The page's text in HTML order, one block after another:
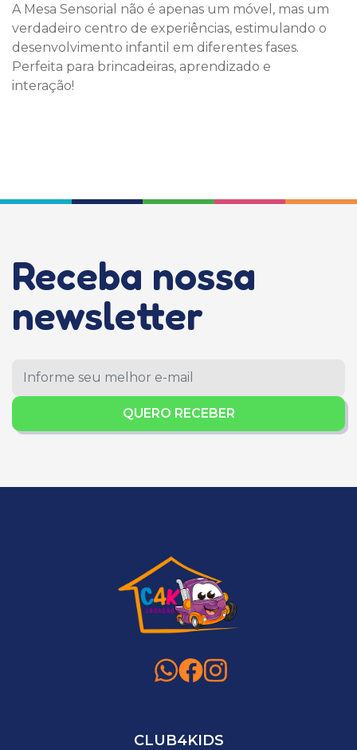
A Mesa Sensorial não é apenas um móvel, mas um
verdadeiro centro de experiências, estimulando o
desenvolvimento infantil em diferentes fases.
Perfeita para brincadeiras, aprendizado e
interação!
Receba nossa
newsletter
QUERO RECEBER
CLUB4KIDS